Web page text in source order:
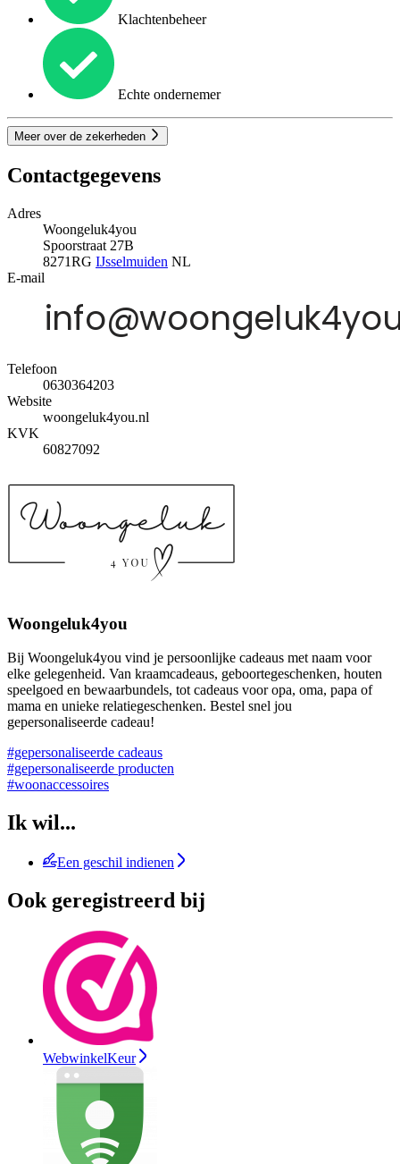
Klachtenbeheer
Echte ondernemer
Meer over de zekerheden
Contactgegevens
Adres
Woongeluk4you
Spoorstraat 27B
8271RG IJsselmuiden NL
E-mail
Telefoon
0630364203
Website
woongeluk4you.nl
KVK
60827092
Woongeluk4you
Bij Woongeluk4you vind je persoonlijke cadeaus met naam voor
elke gelegenheid. Van kraamcadeaus, geboortegeschenken, houten
speelgoed en bewaarbundels, tot cadeaus voor opa, oma, papa of
mama en unieke relatiegeschenken. Bestel snel jou
gepersonaliseerde cadeau!
#gepersonaliseerde cadeaus
#gepersonaliseerde producten
#woonaccessoires
Ik wil...
Een geschil indienen
Ook geregistreerd bij
WebwinkelKeur